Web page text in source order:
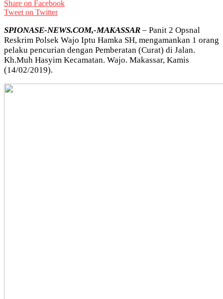
Share on Facebook
Tweet on Twitter
SPIONASE-NEWS.COM,-MAKASSAR – Panit 2 Opsnal
Reskrim Polsek Wajo Iptu Hamka SH, mengamankan 1 orang
pelaku pencurian dengan Pemberatan (Curat) di Jalan.
Kh.Muh Hasyim Kecamatan. Wajo. Makassar, Kamis
(14/02/2019).